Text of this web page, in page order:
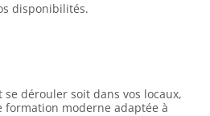
disponibilités.
dérouler soit dans vos locaux,
formation moderne adaptée à